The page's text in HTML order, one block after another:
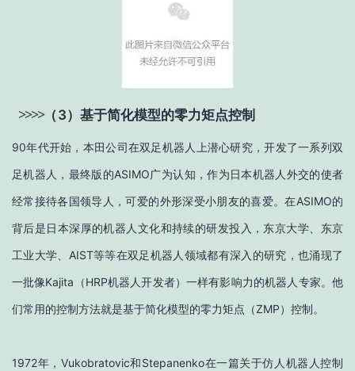
>>>>（ 3） 基于简化模型的零力矩点控制
90年代开始，本田公司在双足机器人上潜心研究，开发了一系列双
足机器人，最终版的ASIMO广为认知，作为日本机器人外交的使者
经常接待各国领导人，可爱的外形深受小朋友的喜爱。在ASIMO的
背后是日本深厚的机器人文化和持续的研发投入，东京大学、东京
工业大学、AIST等等在双足机器人领域都有深入的研究，也涌现了
一批像Kajita（HRP机器人开发者）一样有影响力的机器人专家。他
们常用的控制方法就是基于简化模型的零力矩点（ZMP）控制。
1972年，Vukobratovic和Stepanenko在一篇关于仿人机器人控制